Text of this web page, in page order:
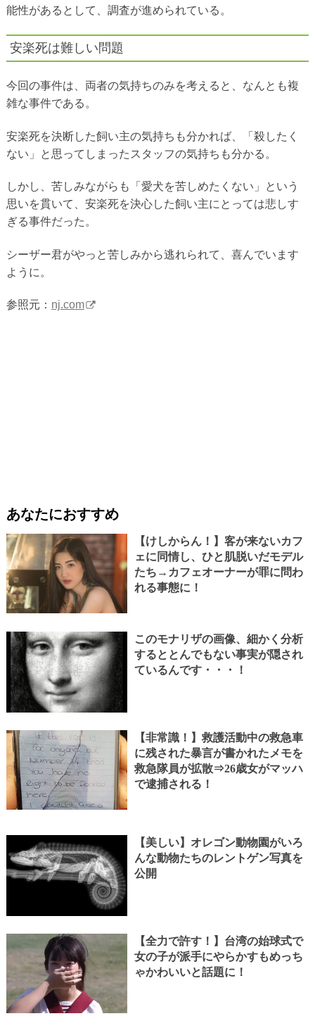
能性があるとして、調査が進められている。
安楽死は難しい問題
今回の事件は、両者の気持ちのみを考えると、なんとも複
雑な事件である。
安楽死を決断した飼い主の気持ちも分かれば、「殺したく
ない」と思ってしまったスタッフの気持ちも分かる。
しかし、苦しみながらも「愛犬を苦しめたくない」という
思いを貫いて、安楽死を決心した飼い主にとっては悲しす
ぎる事件だった。
シーザー君がやっと苦しみから逃れられて、喜んでいます
ように。
参照元： nj.com
あなたにおすすめ
【けしからん！】客が来ないカフ
ェに同情し、ひと肌脱いだモデル
たち→カフェオーナーが罪に問わ
れる事態に！
このモナリザの画像、細かく分析
するととんでもない事実が隠され
ているんです・・・！
【非常識！】救護活動中の救急車
に残された暴言が書かれたメモを
救急隊員が拡散⇒26歳女がマッハ
で逮捕される！
【美しい】オレゴン動物園がいろ
んな動物たちのレントゲン写真を
公開
【全力で許す！】台湾の始球式で
女の子が派手にやらかすもめっち
ゃかわいいと話題に！